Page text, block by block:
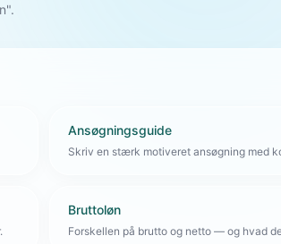
Ansøgningsguide
Skriv en stærk motiveret ansøgning med
Bruttoløn
Forskellen på brutto og netto — og hvad